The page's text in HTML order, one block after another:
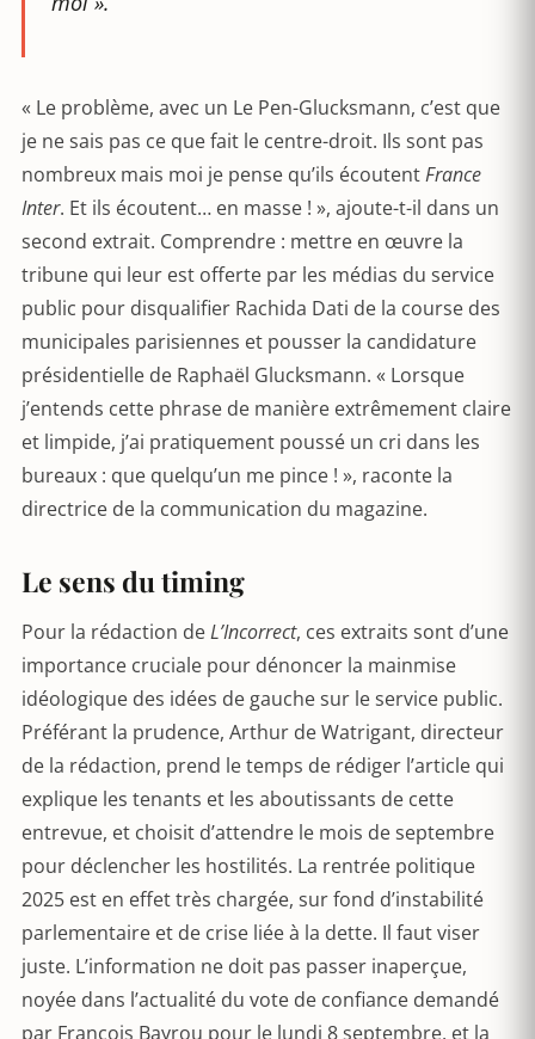
« Le problème, avec un Le Pen-Glucksmann, c’est que
je ne sais pas ce que fait le centre-droit. Ils sont pas
nombreux mais moi je pense qu’ils écoutentFrance
Inter. Et ils écoutent… en masse ! », ajoute-t-il dans un
second extrait. Comprendre : mettre en œuvre la
tribune qui leur est offerte par les médias du service
public pour disqualifier Rachida Dati de la course des
municipales parisiennes et pousser la candidature
présidentielle de Raphaël Glucksmann. « Lorsque
j’entends cette phrase de manière extrêmement claire
et limpide, j’ai pratiquement poussé un cri dans les
bureaux : que quelqu’un me pince ! », raconte la
directrice de la communication du magazine.
Le sens du timing
Pour la rédaction deL’Incorrect, ces extraits sont d’une
importance cruciale pour dénoncer la mainmise
idéologique des idées de gauche sur le service public.
Préférant la prudence, Arthur de Watrigant, directeur
de la rédaction, prend le temps de rédiger l’article qui
explique les tenants et les aboutissants de cette
entrevue, et choisit d’attendre le mois de septembre
pour déclencher les hostilités. La rentrée politique
2025 est en effet très chargée, sur fond d’instabilité
parlementaire et de crise liée à la dette. Il faut viser
juste. L’information ne doit pas passer inaperçue,
noyée dans l’actualité du vote de confiance demandé
par François Bayrou pour le lundi 8 septembre, et la